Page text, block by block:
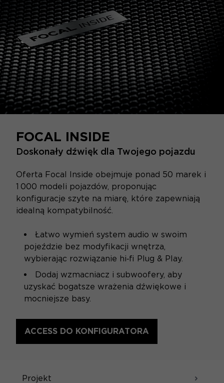
FOCAL INSIDE
Doskonały dźwięk dla Twojego pojazdu
Oferta Focal Inside obejmuje ponad 50 marek i
1 000 modeli pojazdów, proponując
konfiguracje szyte na miarę, które zapewniają
idealną kompatybilność.
Łatwo wymień system audio w swoim
pojeździe bez modyfikacji wnętrza,
wybierając rozwiązanie hi‑fi Plug & Play.
Dodaj wzmacniacz i subwoofery, aby
uzyskać bogatsze wrażenia dźwiękowe i
mocniejsze basy.
ACCESS DO KONFIGURATORA
Projekt